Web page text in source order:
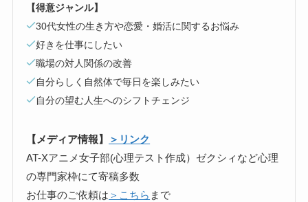
【得意ジャンル】
30代女性の生き方や恋愛・婚活に関するお悩み
好きを仕事にしたい
職場の対人関係の改善
自分らしく自然体で毎日を楽しみたい
自分の望む人生へのシフトチェンジ
【メディア情報】
＞リンク
AT-Xアニメ女子部(心理テスト作成）ゼクシィなど心理
の専門家枠にて寄稿多数
お仕事のご依頼は ＞こちら まで